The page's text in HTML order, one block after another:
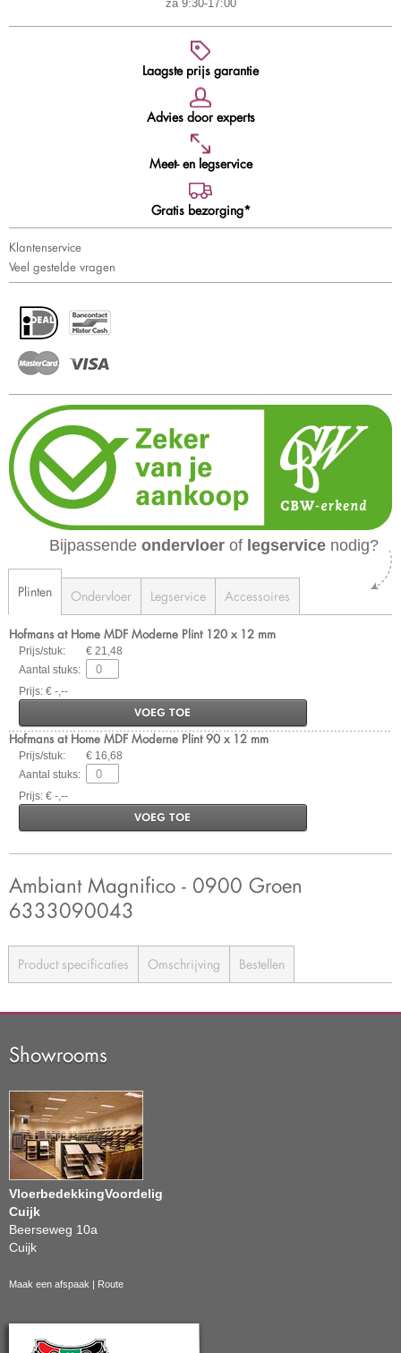
za 9:30-17:00
Laagste prijs garantie
Advies door experts
Meet- en legservice
Gratis bezorging*
Klantenservice
Veel gestelde vragen
Bijpassende ondervloer of legservice nodig?
Plinten Ondervloer Legservice Accessoires
Hofmans at Home MDF Moderne Plint 120 x 12 mm
Prijs/stuk:
€ 21,48
Aantal stuks:
Prijs: € -,--
VOEG TOE
Hofmans at Home MDF Moderne Plint 90 x 12 mm
Prijs/stuk:
€ 16,68
Aantal stuks:
Prijs: € -,--
VOEG TOE
Ambiant Magnifico - 0900 Groen
6333090043
Product specificaties Omschrijving Bestellen
Showrooms
VloerbedekkingVoordelig
Cuijk
Beerseweg 10a
Cuijk
Maak een afspaak Route